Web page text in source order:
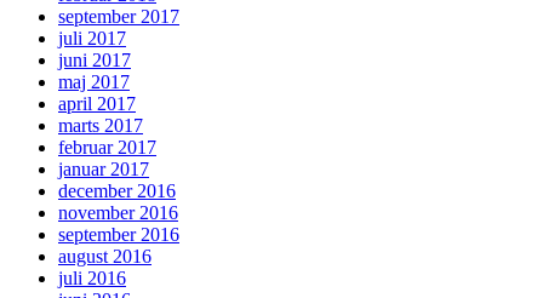
september 2017
juli 2017
juni 2017
maj 2017
april 2017
marts 2017
februar 2017
januar 2017
december 2016
november 2016
september 2016
august 2016
juli 2016